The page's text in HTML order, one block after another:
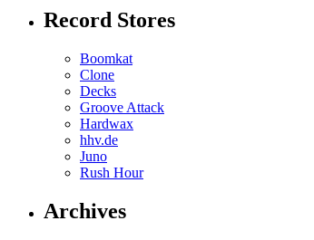
Record Stores
Boomkat
Clone
Decks
Groove Attack
Hardwax
hhv.de
Juno
Rush Hour
Archives